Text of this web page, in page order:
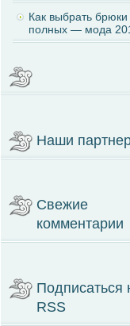
Как выбрать брюки
полных — мода
Наши
Свежие
комментарии
Подписаться
RSS